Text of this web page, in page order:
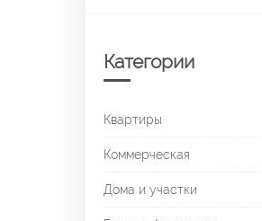
Категории
Квартиры
Коммерческая
Дома и участки